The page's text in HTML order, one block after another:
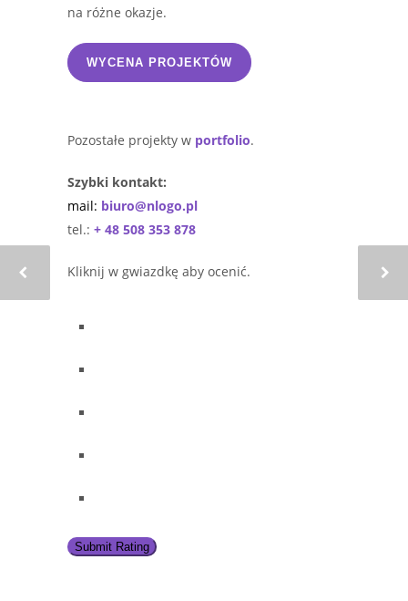
na różne okazje.
WYCENA PROJEKTÓW
Pozostałe projekty w portfolio.
Szybki kontakt:
mail: biuro@nlogo.pl
tel.: + 48 508 353 878
Kliknij w gwiazdkę aby ocenić.
Submit Rating